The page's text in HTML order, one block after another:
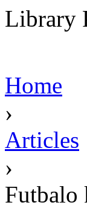
Library
Home
›
Articles
›
Futbalo